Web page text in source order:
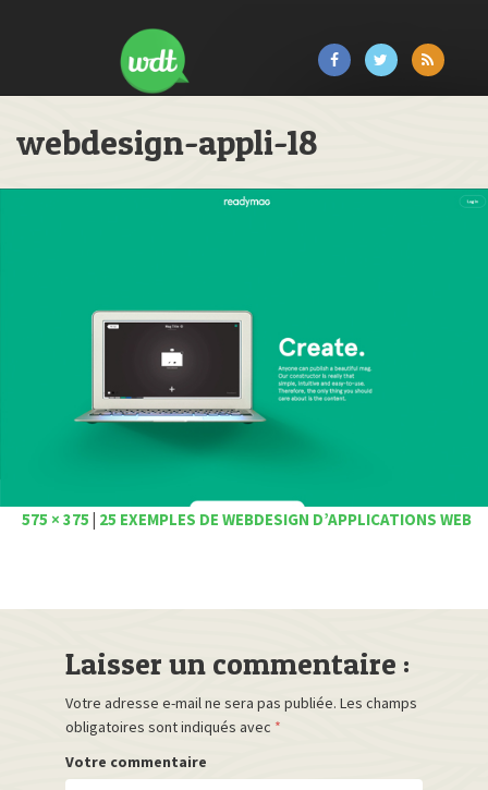
webdesign-appli-18
575 × 375 25 EXEMPLES DE WEBDESIGN D’APPLICATIONS WEB
Laisser un commentaire :
Votre adresse e-mail ne sera pas publiée. Les champs
obligatoires sont indiqués avec *
Votre commentaire